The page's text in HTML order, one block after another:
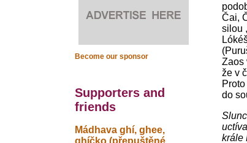
Become our sponsor
Supporters and
friends
Mádhava ghí, ghee,
ghíčko (přepuštěné
Čai,
silou
Zaos
že v
do
krále